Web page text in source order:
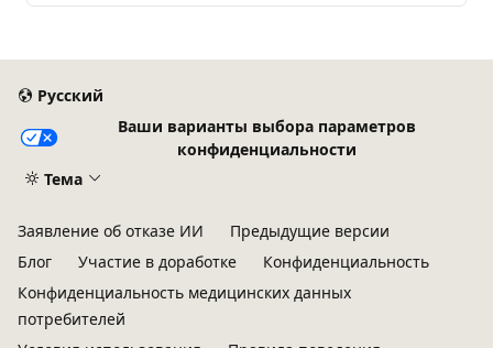
Русский
Ваши варианты выбора параметров
конфиденциальности
Тема
Заявление об отказе ИИ
Предыдущие версии
Блог
Участие в доработке
Конфиденциальность
Конфиденциальность медицинских данных
потребителей